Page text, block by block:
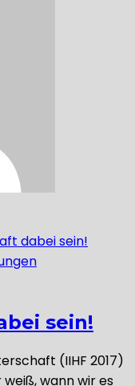
sein!
(IIHF 2017)
wann wir es